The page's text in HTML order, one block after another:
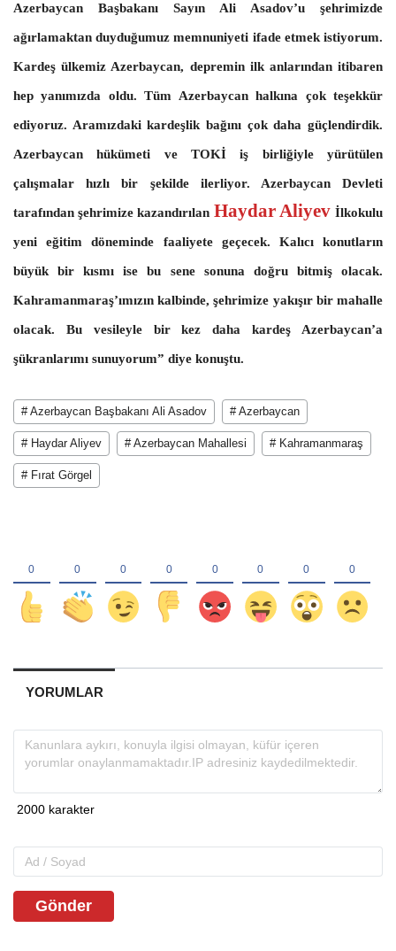
Azerbaycan Başbakanı Sayın Ali Asadov’u şehrimizde
ağırlamaktan duyduğumuz memnuniyeti ifade etmek istiyorum.
Kardeş ülkemiz Azerbaycan, depremin ilk anlarından itibaren
hep yanımızda oldu. Tüm Azerbaycan halkına çok teşekkür
ediyoruz. Aramızdaki kardeşlik bağını çok daha güçlendirdik.
Azerbaycan hükümeti ve TOKİ iş birliğiyle yürütülen
çalışmalar hızlı bir şekilde ilerliyor. Azerbaycan Devleti
tarafından şehrimize kazandırılan Haydar Aliyev İlkokulu
yeni eğitim döneminde faaliyete geçecek. Kalıcı konutların
büyük bir kısmı ise bu sene sonuna doğru bitmiş olacak.
Kahramanmaraş’ımızın kalbinde, şehrimize yakışır bir mahalle
olacak. Bu vesileyle bir kez daha kardeş Azerbaycan’a
şükranlarımı sunuyorum” diye konuştu.
# Azerbaycan Başbakanı Ali Asadov # Azerbaycan
# Haydar Aliyev # Azerbaycan Mahallesi # Kahramanmaraş
# Fırat Görgel
YORUMLAR
Gönder